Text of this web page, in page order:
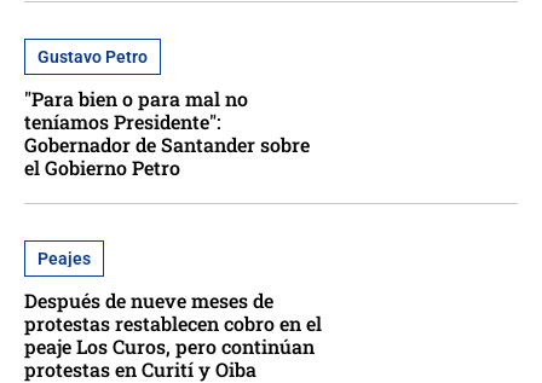
Gustavo Petro
"Para bien o para mal no
teníamos Presidente":
Gobernador de Santander sobre
el Gobierno Petro
Peajes
Después de nueve meses de
protestas restablecen cobro en el
peaje Los Curos, pero continúan
protestas en Curití y Oiba